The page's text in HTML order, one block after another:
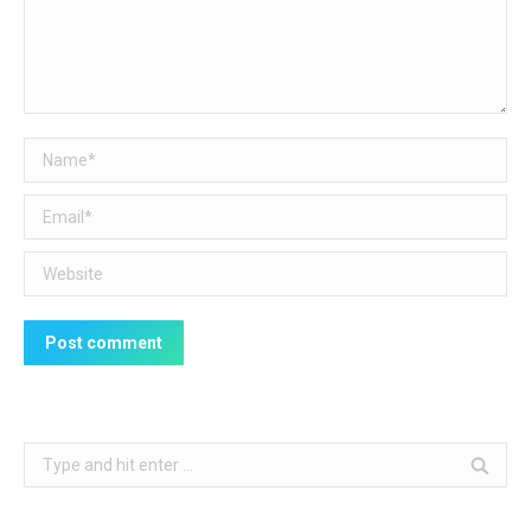
Name *
Email *
Website
Post comment
Search: